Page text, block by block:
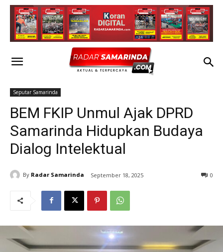
Seputar Samarinda
BEM FKIP Unmul Ajak DPRD
Samarinda Hidupkan Budaya
Dialog Intelektual
By Radar Samarinda September 18, 2025 0